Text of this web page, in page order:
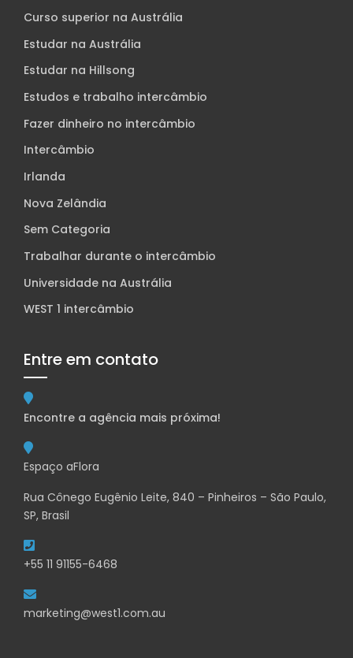
Curso superior na Austrália
Estudar na Austrália
Estudar na Hillsong
Estudos e trabalho intercâmbio
Fazer dinheiro no intercâmbio
Intercâmbio
Irlanda
Nova Zelândia
Sem Categoria
Trabalhar durante o intercâmbio
Universidade na Austrália
WEST 1 intercâmbio
Entre em contato
Encontre a agência mais próxima!
Espaço aFlora
Rua Cônego Eugênio Leite, 840 – Pinheiros – São Paulo,
SP, Brasil
+55 11 91155-6468
marketing@west1.com.au